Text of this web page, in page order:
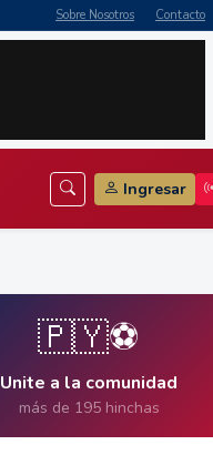
Sobre Nosotros Contacto
Ingresar
🇵🇾⚽
Unite a la comunidad
más de 195 hinchas